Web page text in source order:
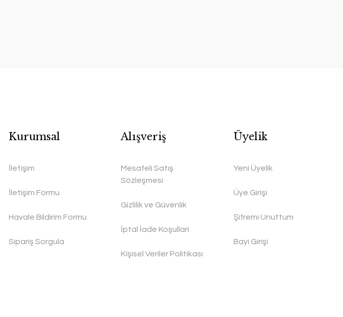
Kurumsal
İletişim
İletişim Formu
Havale Bildirim Formu
Sipariş Sorgula
Alışveriş
Mesafeli Satış
Sözleşmesi
Gizlilik ve Güvenlik
İptal İade Koşullari
Kişisel Veriler Politikası
Üyelik
Yeni Üyelik
Üye Girişi
Şifremi Unuttum
Bayi Girişi